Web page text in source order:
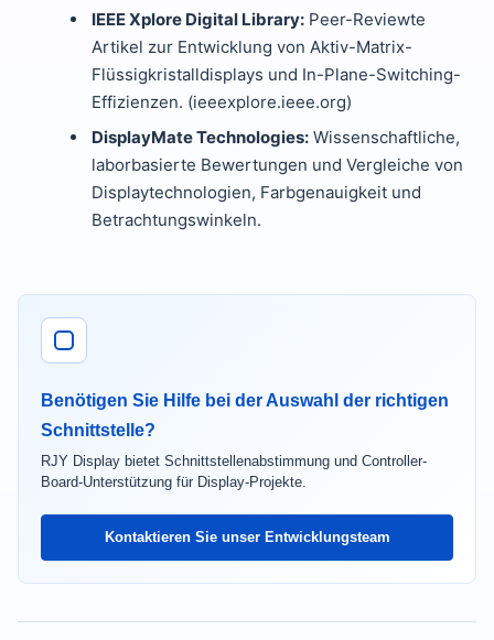
IEEE Xplore Digital Library: Peer-Reviewte
Artikel zur Entwicklung von Aktiv-Matrix-
Flüssigkristalldisplays und In-Plane-Switching-
Effizienzen. (ieeexplore.ieee.org)
DisplayMate Technologies: Wissenschaftliche,
laborbasierte Bewertungen und Vergleiche von
Displaytechnologien, Farbgenauigkeit und
Betrachtungswinkeln.
Benötigen Sie Hilfe bei der Auswahl der richtigen
Schnittstelle?
RJY Display bietet Schnittstellenabstimmung und Controller-
Board-Unterstützung für Display-Projekte.
Kontaktieren Sie unser Entwicklungsteam